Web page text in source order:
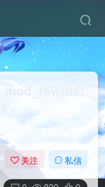
关注 私信